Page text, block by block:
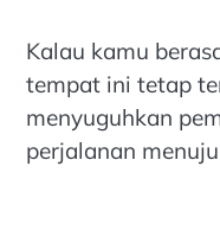
Kalau kamu
tempat ini tetap
menyuguhkan
perjalanan